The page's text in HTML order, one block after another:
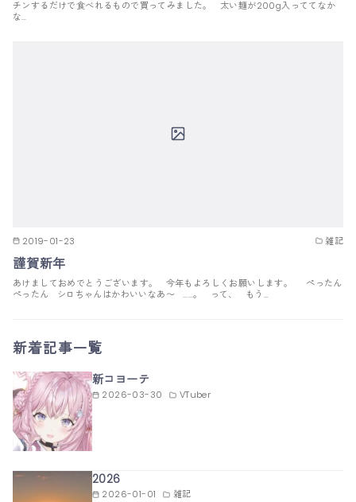
チンするだけで食べれるもので買ってみました。 太い麺が200g入っててなか
な…
2019-01-23 雑記
謹賀新年
あけましておめでとうございます。 今年もよろしくお願いします。 ぺったん
ぺったん シロちゃんはかわいいなあ〜 ……。 って、 もう…
新着記事一覧
2026-03-30 VTuber
新コヨーテ
2026-01-01 雑記
2026